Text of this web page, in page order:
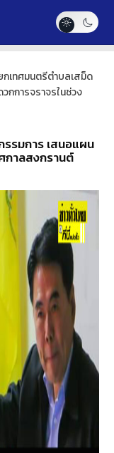
กเทศมนตรีตำบลเสม็ด
กการจราจรในช่วง
รมการ เสนอแผน
กาลสงกรานต์